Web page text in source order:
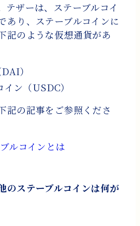
テザーは、ステーブルコイ
あり、ステーブルコインに
記のような仮想通貨があ
）
ン（USDC）
記の記事をご参照くださ
ルコインとは
のステーブルコインは何が